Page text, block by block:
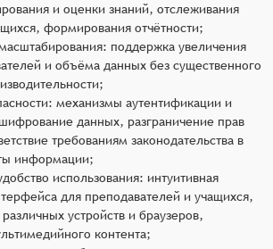
и оценки знаний, отслеживания
формирования отчётности;
поддержка увеличения
и объёма данных без существенного
механизмы аутентификации и
данных, разграничение прав
требованиям законодательства в
информации;
использования: интуитивная
для преподавателей и учащихся,
различных устройств и браузеров,
контента;